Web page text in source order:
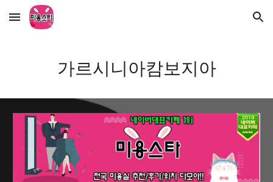
Skip to main content Skip to navigation
가르시니아캄보지아